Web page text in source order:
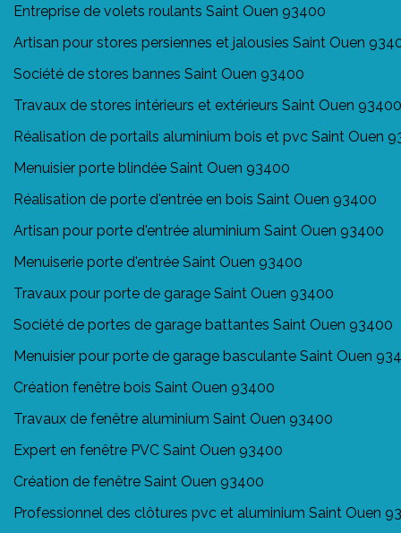
Entreprise de volets roulants Saint Ouen 93400
Artisan pour stores persiennes et jalousies Saint Ouen
Société de stores bannes Saint Ouen 93400
Travaux de stores intérieurs et extérieurs Saint Ouen 93400
Réalisation de portails aluminium bois et pvc Saint Ouen
Menuisier porte blindée Saint Ouen 93400
Réalisation de porte d'entrée en bois Saint Ouen 93400
Artisan pour porte d'entrée aluminium Saint Ouen 93400
Menuiserie porte d'entrée Saint Ouen 93400
Travaux pour porte de garage Saint Ouen 93400
Société de portes de garage battantes Saint Ouen 93400
Menuisier pour porte de garage basculante Saint Ouen
Création fenêtre bois Saint Ouen 93400
Travaux de fenêtre aluminium Saint Ouen 93400
Expert en fenêtre PVC Saint Ouen 93400
Création de fenêtre Saint Ouen 93400
Professionnel des clôtures pvc et aluminium Saint Ouen